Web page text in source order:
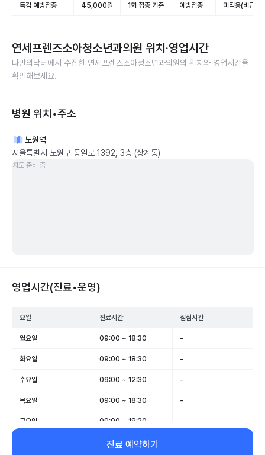
독감 예방접종 45,000원 1회 접종 기준 예방접종 미적용(비급여)
연세프렌즈소아청소년과의원 위치·영업시간
나만의닥터에서 수집한 연세프렌즈소아청소년과의원의 위치와 영업시간을
확인해보세요.
병원 위치•주소
노원역
서울특별시 노원구 동일로 1392, 3층 (상계동)
지도 준비 중
영업시간(진료•운영)
요일 진료시간 점심시간
월요일 09:00 ~ 18:30 -
화요일 09:00 ~ 18:30 -
수요일 09:00 ~ 12:30 -
목요일 09:00 ~ 18:30 -
금요일 09:00 ~ 18:30
09:00 ~ 15:30
진료 예약하기